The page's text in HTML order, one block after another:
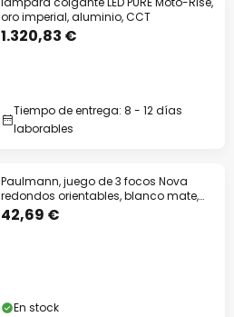
oro imperial, aluminio, CCT
1.320,83 €
Tiempo de entrega: 8 - 12 días
laborables
Paulmann, juego de 3 focos Nova
redondos orientables, blanco mate,
GU10, 2700 K
42,69 €
En stock